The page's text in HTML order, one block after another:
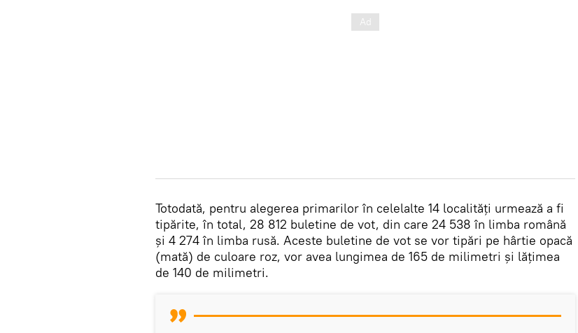
Totodată, pentru alegerea primarilor în celelalte 14 localități urmează a fi
tipărite, în total, 28 812 buletine de vot, din care 24 538 în limba română
și 4 274 în limba rusă. Aceste buletine de vot se vor tipări pe hârtie opacă
(mată) de culoare roz, vor avea lungimea de 165 de milimetri și lățimea
de 140 de milimetri.